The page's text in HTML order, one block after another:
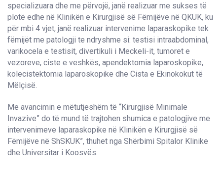
specializuara dhe me përvojë, janë realizuar me sukses të
plotë edhe në Klinikën e Kirurgjisë së Fëmijëve në QKUK, ku
për mbi 4 vjet, janë realizuar intervenime laparaskopike tek
fëmijët me patologji te ndryshme si: testisi intraabdominal,
varikocela e testisit, divertikuli i Meckeli-it, tumoret e
vezoreve, ciste e veshkës, apendektomia laparoskopike,
kolecistektomia laparoskopike dhe Cista e Ekinokokut të
Mëlçisë.
Me avancimin e mëtutjeshëm të “Kirurgjisë Minimale
Invazive” do të mund të trajtohen shumica e patologjive me
intervenimeve laparaskopike në Klinikën e Kirurgjisë së
Fëmijëve në ShSKUK”, thuhet nga Shërbimi Spitalor Klinike
dhe Universitar i Koosvës.